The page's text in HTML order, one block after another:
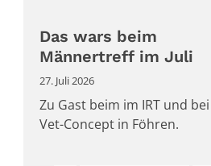
Das wars beim
Männertreff im Juli
27. Juli 2026
Zu Gast beim im IRT und bei
Vet-Concept in Föhren.